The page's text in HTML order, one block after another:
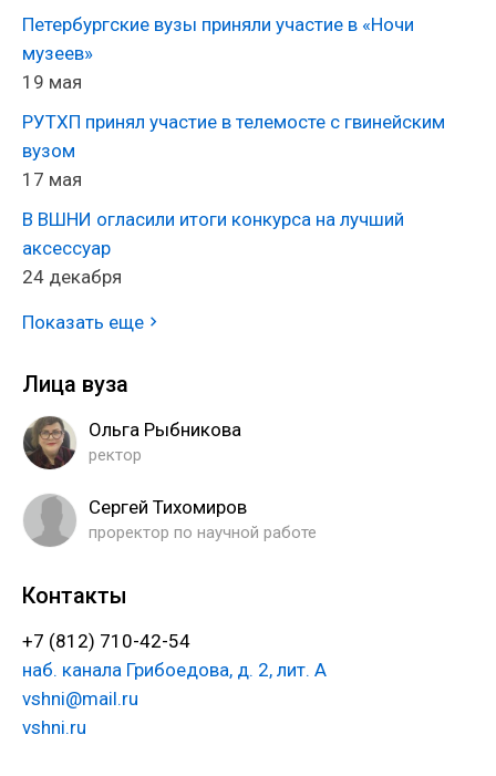
Петербургские вузы приняли участие в «Ночи
музеев»
19 мая
РУТХП принял участие в телемосте с гвинейским
вузом
17 мая
В ВШНИ огласили итоги конкурса на лучший
аксессуар
24 декабря
Показать еще
Лица вуза
Ольга Рыбникова
ректор
Сергей Тихомиров
проректор по научной работе
Контакты
+7 (812) 710-42-54
наб. канала Грибоедова, д. 2, лит. А
vshni@mail.ru
vshni.ru